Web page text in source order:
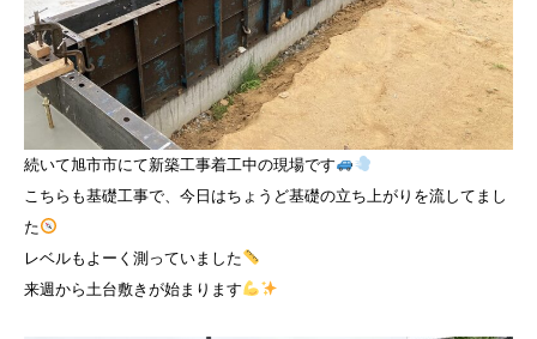
続いて旭市市にて新築工事着工中の現場です
こちらも基礎工事で、今日はちょうど基礎の立ち上がりを流してまし
た
レベルもよーく測っていました
来週から土台敷きが始まります